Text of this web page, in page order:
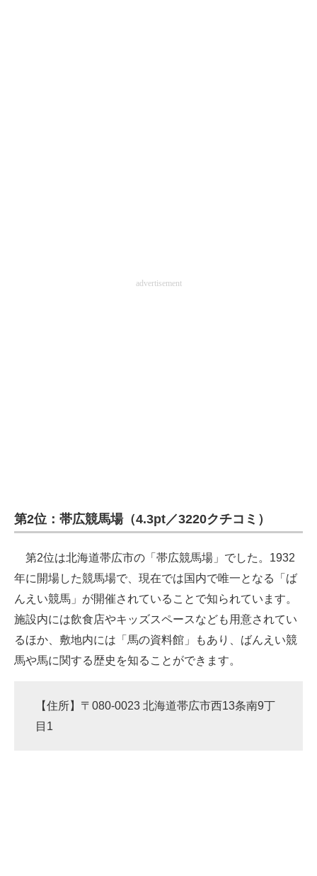
advertisement
第2位：帯広競馬場（4.3pt／3220クチコミ）
第2位は北海道帯広市の「帯広競馬場」でした。1932
年に開場した競馬場で、現在では国内で唯一となる「ば
んえい競馬」が開催されていることで知られています。
施設内には飲食店やキッズスペースなども用意されてい
るほか、敷地内には「馬の資料館」もあり、ばんえい競
馬や馬に関する歴史を知ることができます。
【住所】〒080-0023 北海道帯広市西13条南9丁
目1